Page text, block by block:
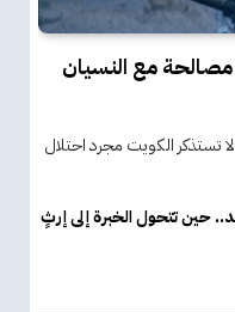
مصالحة مع النسيان
تستذكر الكويت مجرد احتلال
حين تتحول الخبرة إلى إرثٍ